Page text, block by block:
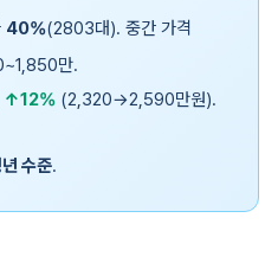
40%(2803대). 중간 가격
만.
↑12% (2,320→2,590만원).
수준.